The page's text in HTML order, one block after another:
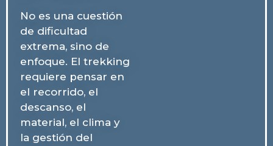
No es una cuestión
de dificultad
extrema, sino de
enfoque. El trekking
requiere pensar en
el recorrido, el
descanso, el
material, el clima y
la gestión del